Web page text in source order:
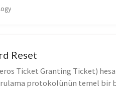
Reset
Ticket Granting Ticket)
protokolünün temel bir